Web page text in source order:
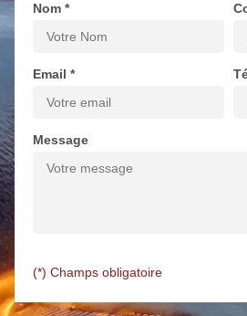
Nom *
Email *
Message
(*) Champs obligatoire